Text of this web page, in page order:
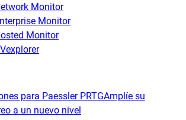
Monitor
Monitor
Monitor
para Paessler PRTGAmplíe su
a un nuevo nivel